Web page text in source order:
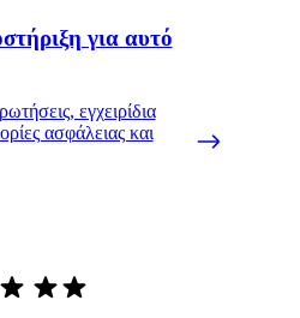
για αυτό
εγχειρίδια
ασφάλειας και